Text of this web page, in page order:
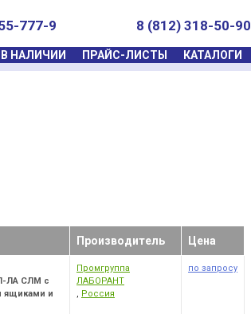
8 (812) 318-50-90
777-9
В НАЛИЧИИ ПРАЙС-ЛИСТЫ КАТАЛОГИ
Производитель Цена
ЛА СЛМ с
ящиками и
Промгруппа
ЛАБОРАНТ
, Россия
по запросу